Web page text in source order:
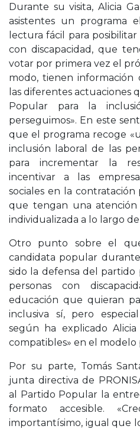
Durante su visita, Alicia
asistentes un programa
lectura fácil para posibilitar
con discapacidad, que
votar por primera vez el
modo, tienen información
las diferentes actuaciones
Popular para la
perseguimos». En este
que el programa recoge
inclusión laboral de las
para incrementar la
incentivar a las
sociales en la contratación
que tengan una atención
individualizada a lo largo
Otro punto sobre el
candidata popular
sido la defensa del partido
personas con
educación que quieran
inclusiva sí, pero
según ha explicado
compatibles» en el modelo
Por su parte, Tomás
junta directiva de
al Partido Popular la
formato accesible.
importantísimo, igual que